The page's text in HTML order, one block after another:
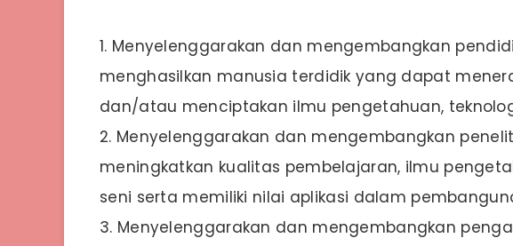
1. Menyelenggarakan dan mengembangkan
menghasilkan manusia terdidik yang dapat
dan/atau menciptakan ilmu pengetahuan,
2. Menyelenggarakan dan mengembangkan
meningkatkan kualitas pembelajaran, ilmu
seni serta memiliki nilai aplikasi dalam
3. Menyelenggarakan dan mengembangkan